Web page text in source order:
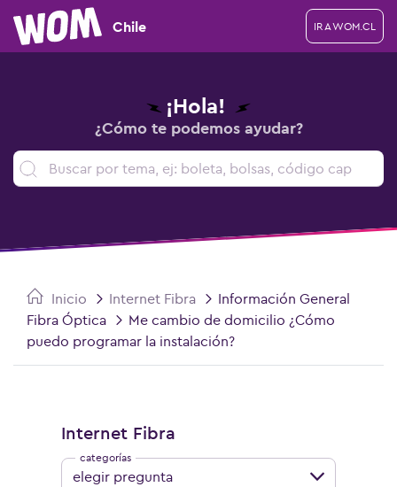
Chile IR A WOM.CL
¡Hola!
¿Cómo te podemos ayudar?
Inicio Internet Fibra
Información General
Fibra Óptica
Me cambio de domicilio ¿Cómo
puedo programar la instalación?
Internet Fibra
elegir pregunta